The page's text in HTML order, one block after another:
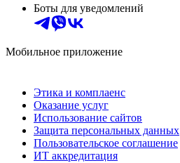
Боты для уведомлений
Мобильное приложение
Этика и комплаенс
Оказание услуг
Использование сайтов
Защита персональных данных
Пользовательское соглашение
ИТ аккредитация